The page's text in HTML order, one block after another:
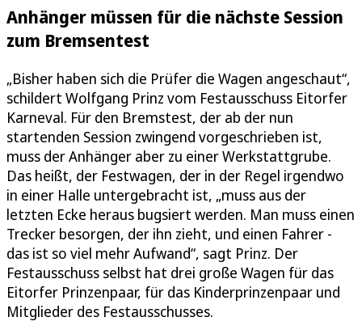
Anhänger müssen für die nächste Session
zum Bremsentest
„Bisher haben sich die Prüfer die Wagen angeschaut“,
schildert Wolfgang Prinz vom Festausschuss Eitorfer
Karneval. Für den Bremstest, der ab der nun
startenden Session zwingend vorgeschrieben ist,
muss der Anhänger aber zu einer Werkstattgrube.
Das heißt, der Festwagen, der in der Regel irgendwo
in einer Halle untergebracht ist, „muss aus der
letzten Ecke heraus bugsiert werden. Man muss einen
Trecker besorgen, der ihn zieht, und einen Fahrer -
das ist so viel mehr Aufwand“, sagt Prinz. Der
Festausschuss selbst hat drei große Wagen für das
Eitorfer Prinzenpaar, für das Kinderprinzenpaar und
Mitglieder des Festausschusses.